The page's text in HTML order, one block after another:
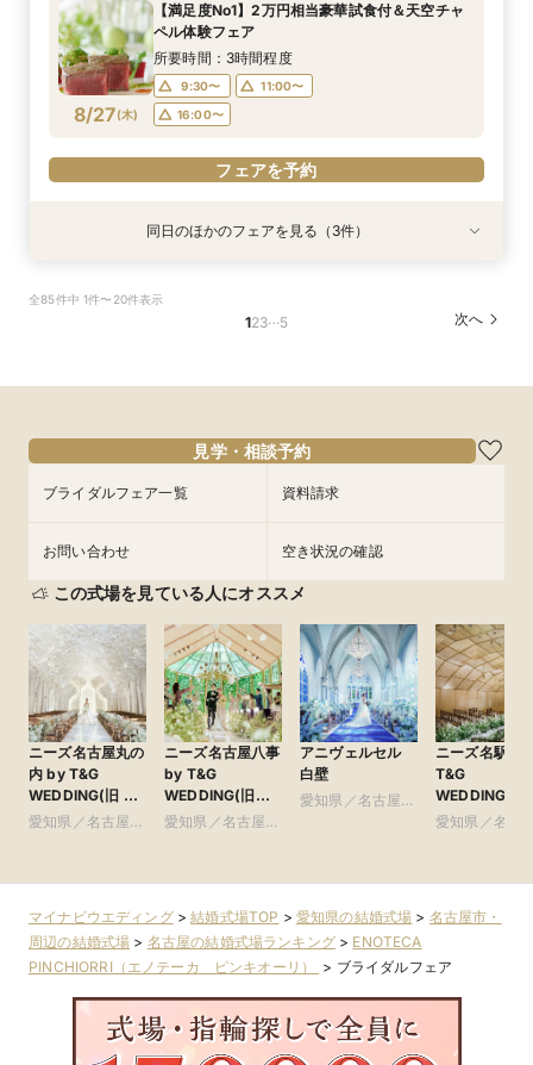
8/26(水)
16:00〜
フェアを予約
8/26(水)
9:30〜
16:00〜
フェアを予約
8/27(木)
【満足度No1】2万円相当豪華試食付＆天空チャ
ペル体験フェア
所要時間：3時間程度
9:30〜
11:00〜
16:00〜
フェアを予約
特典あり
8/27
ドレス試着付き♪
フェアを予約
特典あり
8/27
てなし体感フェア
フェアを予約
8/27
会 お料理チケット付き♪
フェアを予約
同日のほかのフェアを見る（3件）
全85件中 1件〜20件表示
123…5 次へ
見学・相談予約
ブライダルフェア一覧 資料請求
お問い合わせ 空き状況の確認
この式場を見ている人にオススメ
ニーズ名古屋丸の
内 by T&G
WEDDING(旧 ト
リフォーリア
愛知県／名古屋
ニーズ名古屋八事
by T&G
WEDDING(旧
アーヴェリール迎
愛知県／名古屋
アニヴェルセル
白壁
愛知県／名古屋
ニーズ名駅 by
T&G
WEDDING(旧
ンフィニート
愛知県／名古
マイナビウエディング>結婚式場TOP > 愛知県の結婚式場 > 名古屋市・
周辺の結婚式場 > 名古屋の結婚式場ランキング> ENOTECA
PINCHIORRI（エノテーカ ピンキオーリ）
> ブライダルフェア